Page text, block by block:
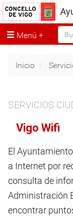
Menú
Inicio
SERVICIOS
Vigo Wifi
El
a Internet por
consulta de
Administración
encontrar